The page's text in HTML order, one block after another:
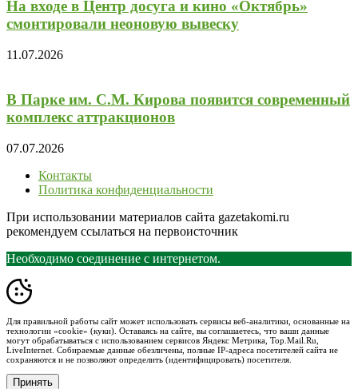
На входе в Центр досуга и кино «Октябрь»
смонтировали неоновую вывеску
11.07.2026
В Парке им. С.М. Кирова появится современный
комплекс аттракционов
07.07.2026
Контакты
Политика конфиденциальности
При использовании материалов сайта gazetakomi.ru
рекомендуем ссылаться на первоисточник
Необходимо соединение с интернетом.
Для правильной работы сайт может использовать сервисы веб-аналитики, основанные на
технологии «cookie» (куки). Оставаясь на сайте, вы соглашаетесь, что ваши данные
могут обрабатываться с использованием сервисов Яндекс Метрика, Top.Mail.Ru,
LiveInternet. Собираемые данные обезличены, полные IP-адреса посетителей сайта не
сохраняются и не позволяют определить (идентифицировать) посетителя.
Принять